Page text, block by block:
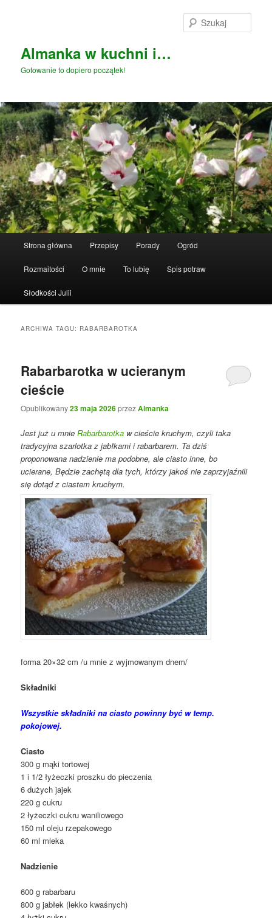
Almanka w kuchni i…
Gotowanie to dopiero początek!
Strona główna Przepisy Porady Ogród
Rozmaitości O mnie To lubię Spis potraw
Słodkości Julii
ARCHIWA TAGU: RABARBAROTKA
Rabarbarotka w ucieranym
cieście
Opublikowany23 maja 2026przezAlmanka
Jest już u mnieRabarbarotka w cieście kruchym, czyli taka
tradycyjna szarlotka z jabłkami i rabarbarem. Ta dziś
proponowana nadzienie ma podobne, ale ciasto inne, bo
ucierane, Będzie zachętą dla tych, którzy jakoś nie zaprzyjaźnili
się dotąd z ciastem kruchym.
forma 20×32 cm /u mnie z wyjmowanym dnem/
Składniki
Wszystkie składniki na ciasto powinny być w temp.
pokojowej.
Ciasto
300 g mąki tortowej
1 i 1/2 łyżeczki proszku do pieczenia
6 dużych jajek
220 g cukru
2 łyżeczki cukru waniliowego
150 ml oleju rzepakowego
60 ml mleka
Nadzienie
600 g rabarbaru
800 g jabłek (lekko kwaśnych)